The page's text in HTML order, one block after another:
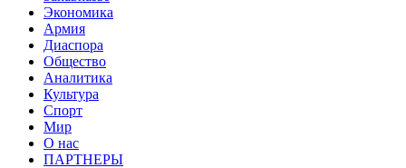
Экономика
Армия
Диаспора
Общество
Аналитика
Культура
Спорт
Мир
О нас
ПАРТНЕРЫ